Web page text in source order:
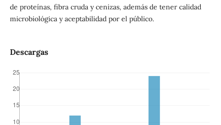
de proteínas, fibra cruda y cenizas, además de tener calidad
microbiológica y aceptabilidad por el público.
Descargas